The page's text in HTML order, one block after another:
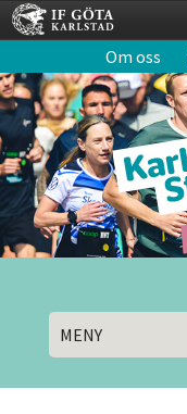
Om oss
MENY